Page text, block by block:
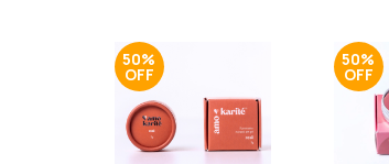
50% 50%